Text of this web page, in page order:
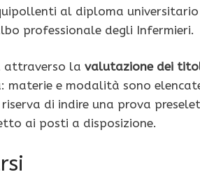
al diploma
professionale degli Infermieri.
attraverso la valutazione dei
materie e modalità sono
riserva di indire una prova
ai posti a disposizione.